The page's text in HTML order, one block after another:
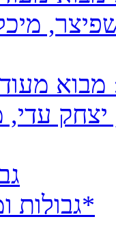
מבוא
עדי,
גבולות ומצור כחוויה אישית*